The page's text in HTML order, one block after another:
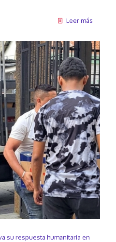
Leer más
su respuesta humanitaria en